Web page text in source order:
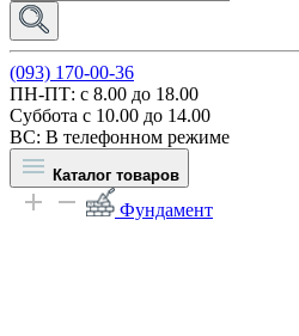
(093) 170-00-36
ПН-ПТ: c 8.00 до 18.00
Суббота с 10.00 до 14.00
ВС: В телефонном режиме
Каталог товаров
Фундамент